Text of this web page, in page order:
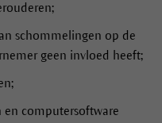
schommelingen op de
geen invloed heeft;
computersoftware